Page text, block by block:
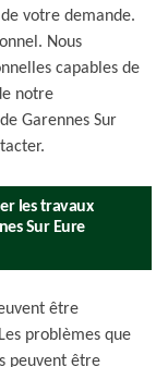
votre demande.
Nous
capables de
notre
Garennes Sur
les travaux
Sur Eure
être
problèmes que
peuvent être